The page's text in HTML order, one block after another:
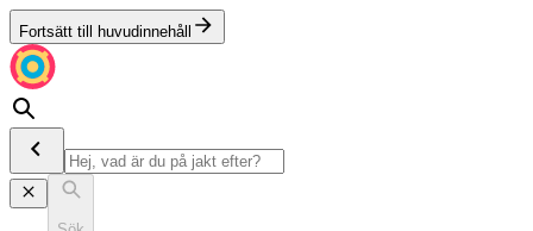
Fortsätt till huvudinnehåll